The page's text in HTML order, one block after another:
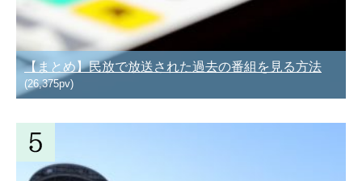
【まとめ】民放で放送された過去の番組を見る方法
(26,375pv)